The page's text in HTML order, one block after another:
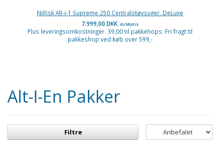
Nilfisk Alt-i-1 Supreme 250 Centralstøvsuger. DeLuxe
7.999,00 DKK m/Moms
Plus leveringsomkostninger. 39,00 til pakkehops. Fri fragt til
pakkeshop ved køb over 599,-
Alt-I-En Pakker
Filtre